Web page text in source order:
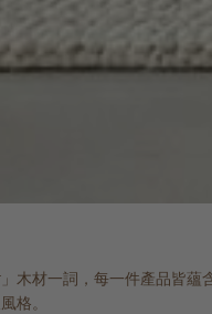
木材一詞，每一件產品皆蘊
格。